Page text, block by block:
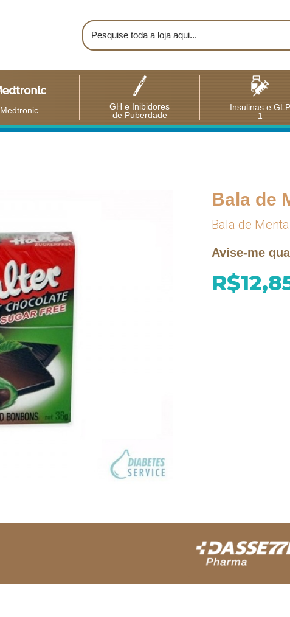
Medtronic
GH e Inibidores
de Puberdade
Insulinas e GLP
1
Bala de
Bala de
Avise-me